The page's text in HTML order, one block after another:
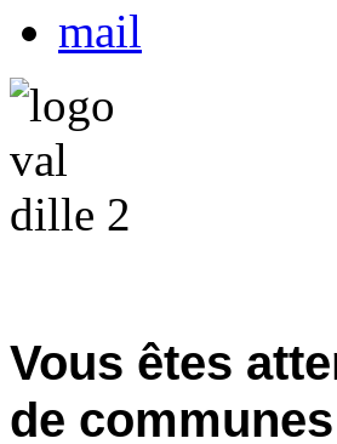
Vous êtes
de